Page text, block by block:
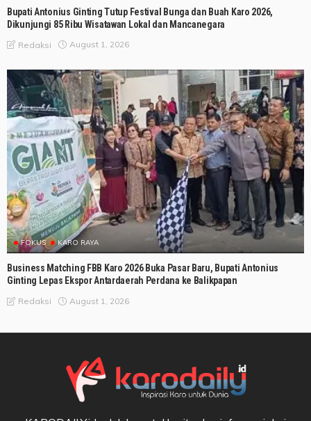
Bupati Antonius Ginting Tutup Festival Bunga dan Buah Karo 2026,
Dikunjungi 85 Ribu Wisatawan Lokal dan Mancanegara
Redaksi August 1, 2026
FOKUS KARO RAYA
Business Matching FBB Karo 2026 Buka Pasar Baru, Bupati Antonius
Ginting Lepas Ekspor Antardaerah Perdana ke Balikpapan
Redaksi August 1, 2026